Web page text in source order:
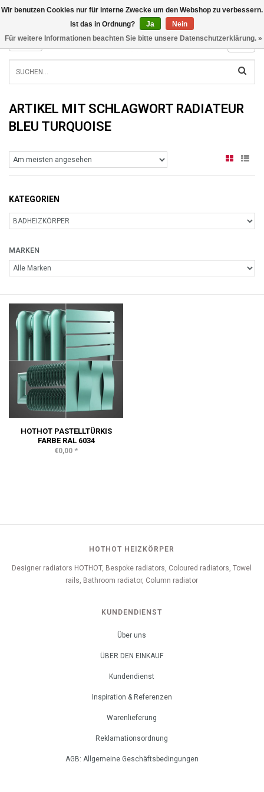
INFO@RADIATORS.SHOP
MENU
ARTIKEL MIT SCHLAGWORT RADIATEUR
BLEU TURQUOISE
KATEGORIEN
MARKEN
HOTHOT PASTELLTÜRKIS
FARBE RAL 6034
€0,00 *
HOTHOT HEIZKÖRPER
Designer radiators HOTHOT, Bespoke radiators, Coloured radiators, Towel
rails, Bathroom radiator, Column radiator
KUNDENDIENST
Über uns
ÜBER DEN EINKAUF
Kundendienst
Inspiration & Referenzen
Warenlieferung
Reklamationsordnung
AGB: Allgemeine Geschäftsbedingungen
Wir benutzen Cookies nur für interne Zwecke um den Webshop zu verbessern.
Ist das in Ordnung?
Ja
Nein
Für weitere Informationen beachten Sie bitte unsere Datenschutzerklärung. »